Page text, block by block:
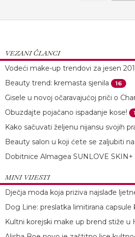
VEZANI ČLANCI
Vodeći make-up trendovi za jesen
Beauty trend: kremasta sjenila 16
Gisele u novoj očaravajućoj priči o
Obuzdajte pojačano ispadanje kose!
Kako sačuvati željenu nijansu svojih
Beauty salon u koji ćete se zaljubiti
Dobitnice Almagea SUNLOVE SKIN+
MINI VIJESTI
Dječja moda koja priziva najslađe
Dog Line: preslatka limitirana capsule
Kultni korejski make up brend stiže u